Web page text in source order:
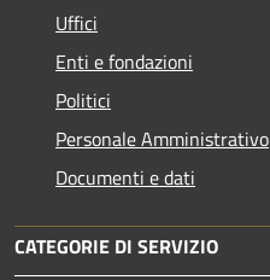
Uffici
Enti e fondazioni
Politici
Personale Amministrativo
Documenti e dati
CATEGORIE DI SERVIZIO